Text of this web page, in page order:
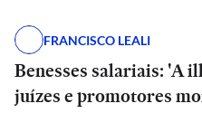
FRANCISCO LEALI
Benesses salariais: 'A
juízes e promotores